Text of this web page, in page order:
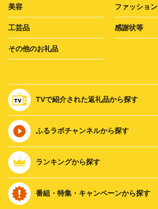
美容 ファッション
工芸品 感謝状等
その他のお礼品
TVで紹介された返礼品から探す
ふるラボチャンネルから探す
ランキングから探す
番組・特集・キャンペーンから探す